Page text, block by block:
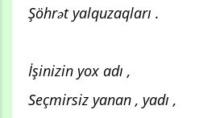
Şöhrət yalquzaqları .
İşinizin yox adı ,
Seçmirsiz yanan , yadı ,